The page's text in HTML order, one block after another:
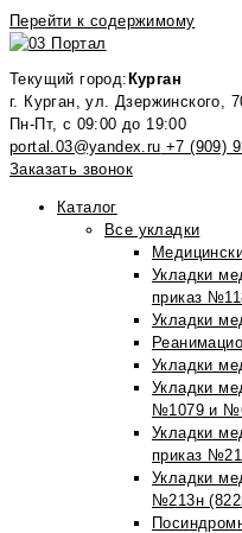
Перейти к содержимому
Текущий город: Курган
г. Курган, ул. Дзержинского,
Пн-Пт, с 09:00 до 19:00
portal.03@yandex.ru +7 (909)
Заказать звонок
Каталог
Все укладки
Укладки
приказ
Укладки
Укладки
Укладки
№1079 и
Укладки
приказ
Укладки
№213н